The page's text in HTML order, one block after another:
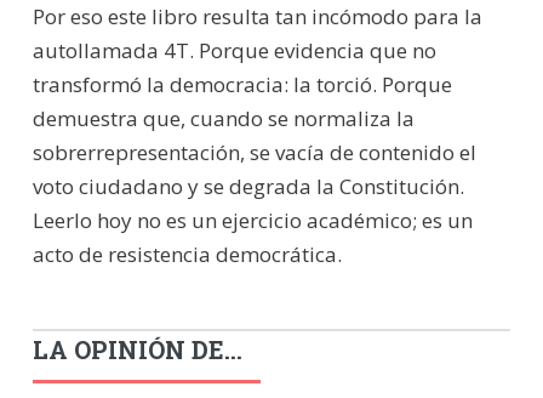
Por eso este libro resulta tan incómodo para la
autollamada 4T. Porque evidencia que no
transformó la democracia: la torció. Porque
demuestra que, cuando se normaliza la
sobrerrepresentación, se vacía de contenido el
voto ciudadano y se degrada la Constitución.
Leerlo hoy no es un ejercicio académico; es un
acto de resistencia democrática.
LA OPINIÓN DE...